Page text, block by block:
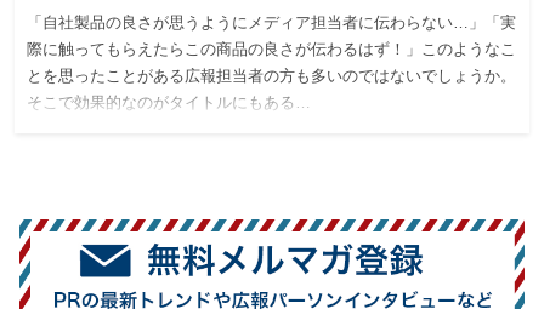
「自社製品の良さが思うようにメディア担当者に伝わらない…」「実
際に触ってもらえたらこの商品の良さが伝わるはず！」このようなこ
とを思ったことがある広報担当者の方も多いのではないでしょうか。
そこで効果的なのがタイトルにもある…